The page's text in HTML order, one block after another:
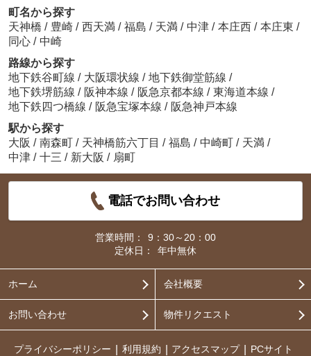
町名から探す
天神橋 / 豊崎 / 西天満 / 福島 / 天満 / 中津 / 本庄西 / 本庄東 /
同心 / 中崎
路線から探す
地下鉄谷町線 / 大阪環状線 / 地下鉄御堂筋線 /
地下鉄堺筋線 / 阪神本線 / 阪急京都本線 / 東海道本線 /
地下鉄四つ橋線 / 阪急宝塚本線 / 阪急神戸本線
駅から探す
大阪 / 南森町 / 天神橋筋六丁目 / 福島 / 中崎町 / 天満 /
中津 / 十三 / 新大阪 / 扇町
電話でお問い合わせ
営業時間：
9：30～20：00
定休日：
年中無休
ホーム 会社概要
お問い合わせ 物件リクエスト
プライバシーポリシー 利用規約 アクセスマップ PCサイト